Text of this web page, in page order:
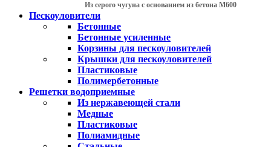
Из серого чугуна с основанием из бетона М600
Пескоуловители
Бетонные
Бетонные усиленные
Корзины для пескоуловителей
Крышки для пескоуловителей
Пластиковые
Полимербетонные
Решетки водоприемные
Из нержавеющей стали
Медные
Пластиковые
Полиамидные